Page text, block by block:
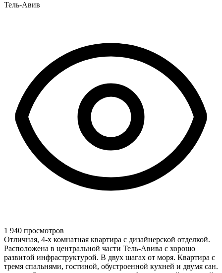
Тель-Авив
1 940 просмотров
Отличная, 4-х комнатная квартира с дизайнерской отделкой.
Расположена в центральной части Тель-Авива с хорошо
развитой инфраструктурой. В двух шагах от моря. Квартира с
тремя спальнями, гостиной, обустроенной кухней и двумя сан.